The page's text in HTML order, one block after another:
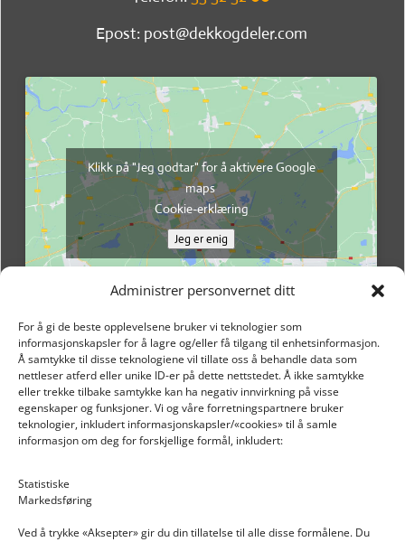
Administrer personvernet ditt
For å gi de beste opplevelsene bruker vi teknologier som
informasjonskapsler for å lagre og/eller få tilgang til enhetsinformasjon.
Å samtykke til disse teknologiene vil tillate oss å behandle data som
nettleser atferd eller unike ID-er på dette nettstedet. Å ikke samtykke
eller trekke tilbake samtykke kan ha negativ innvirkning på visse
egenskaper og funksjoner. Vi og våre forretningspartnere bruker
teknologier, inkludert informasjonskapsler/«cookies» til å samle
informasjon om deg for forskjellige formål, inkludert:
Statistiske
Markedsføring
Ved å trykke «Aksepter» gir du din tillatelse til alle disse formålene. Du
Epost: post@dekkogdeler.com
Klikk på "Jeg godtar" for å aktivere Google
maps
Cookie-erklæring
Jeg er enig